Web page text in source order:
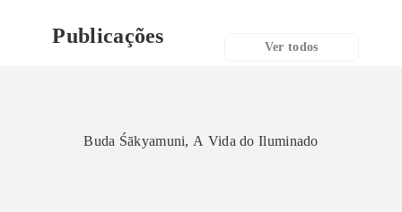
Publicações Ver todos
Buda Śākyamuni, A Vida do Iluminado